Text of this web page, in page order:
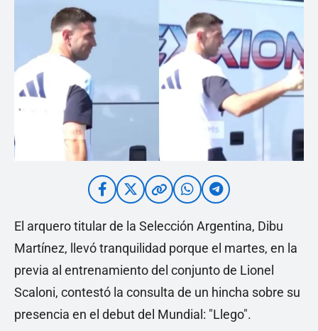
El arquero titular de la Selección Argentina, Dibu
Martínez, llevó tranquilidad porque el martes, en la
previa al entrenamiento del conjunto de Lionel
Scaloni, contestó la consulta de un hincha sobre su
presencia en el debut del Mundial: "Llego".